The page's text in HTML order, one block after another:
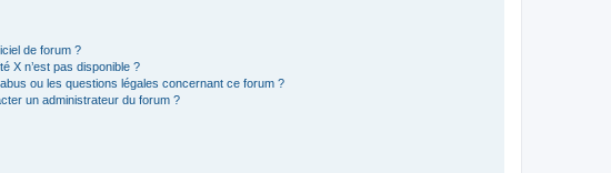
de forum ?
X n’est pas disponible ?
ou les questions légales concernant ce forum ?
un administrateur du forum ?